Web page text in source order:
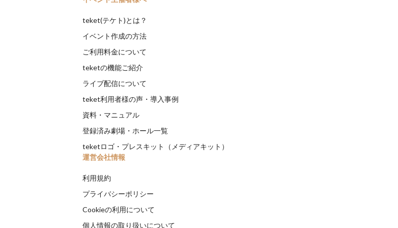
teket(テケト)とは？
イベント作成の方法
ご利用料金について
teketの機能ご紹介
ライブ配信について
teket利用者様の声・導入事例
資料・マニュアル
登録済み劇場・ホール一覧
teketロゴ・プレスキット（メディアキット）
運営会社情報
利用規約
プライバシーポリシー
Cookieの利用について
個人情報の取り扱いについて